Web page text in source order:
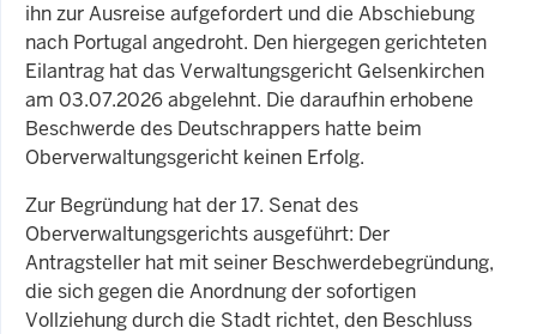
ihn zur Ausreise aufgefordert und die Abschiebung
nach Portugal angedroht. Den hiergegen gerichteten
Eilan­trag hat das Verwaltungsgericht Gelsenkirchen
am 03.07.2026 abgelehnt. Die da­raufhin erhobene
Beschwerde des Deutschrappers hatte beim
Oberverwaltungsge­richt keinen Erfolg.
Zur Begründung hat der 17. Senat des
Oberverwaltungsgerichts ausgeführt: Der
Antragsteller hat mit seiner Beschwerdebegründung,
die sich gegen die Anordnung der sofortigen
Vollziehung durch die Stadt richtet, den Beschluss